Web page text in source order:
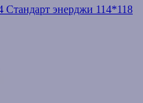
энерджи 114*118